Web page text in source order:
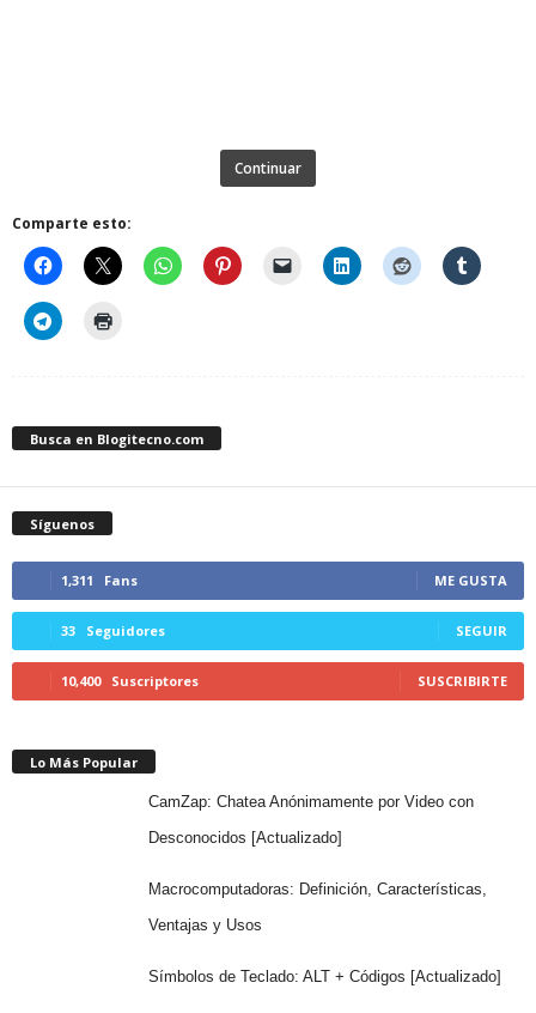
Continuar
Comparte esto:
Busca en Blogitecno.com
Síguenos
1,311 Fans ME GUSTA
33 Seguidores SEGUIR
10,400 Suscriptores SUSCRIBIRTE
Lo Más Popular
CamZap: Chatea Anónimamente por Video con
Desconocidos [Actualizado]
Macrocomputadoras: Definición, Características,
Ventajas y Usos
Símbolos de Teclado: ALT + Códigos [Actualizado]